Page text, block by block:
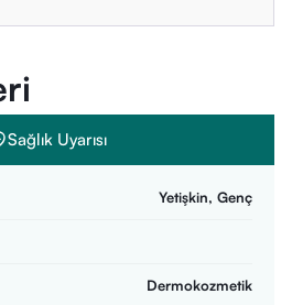
Sağlık Uyarısı
Yetişkin, Genç
Dermokozmetik